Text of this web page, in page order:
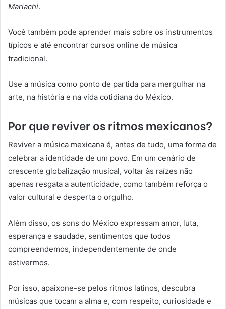
Mariachi.
Você também pode aprender mais sobre os instrumentos
típicos e até encontrar cursos online de música
tradicional.
Use a música como ponto de partida para mergulhar na
arte, na história e na vida cotidiana do México.
Por que reviver os ritmos mexicanos?
Reviver a música mexicana é, antes de tudo, uma forma de
celebrar a identidade de um povo. Em um cenário de
crescente globalização musical, voltar às raízes não
apenas resgata a autenticidade, como também reforça o
valor cultural e desperta o orgulho.
Além disso, os sons do México expressam amor, luta,
esperança e saudade, sentimentos que todos
compreendemos, independentemente de onde
estivermos.
Por isso, apaixone-se pelos ritmos latinos, descubra
músicas que tocam a alma e, com respeito, curiosidade e